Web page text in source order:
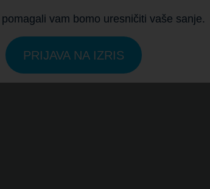
vam bomo uresničiti vaše sanje.
PRIJAVA NA IZRIS